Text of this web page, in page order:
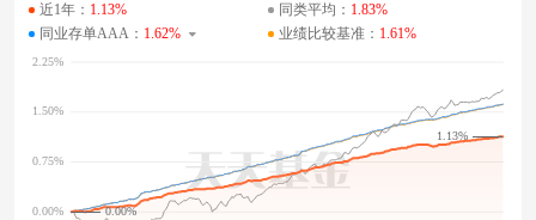
近1年： 1.13% 同类平均： 1.83%
同业存单AAA： 1.62% 业绩比较基准： 1.61%
0.00%
1.13%